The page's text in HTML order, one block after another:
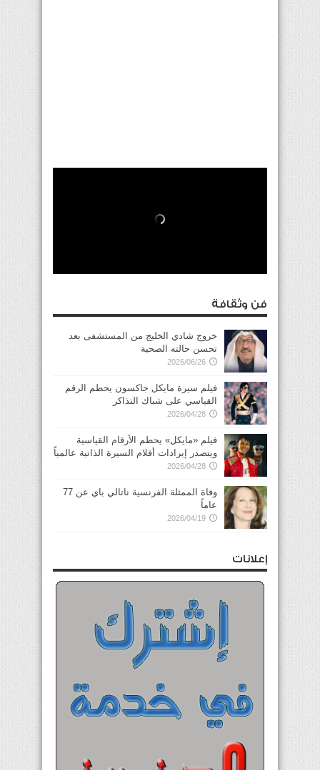
فن وثقافة
خروج شادي الخليج من المستشفى بعد
تحسن حالته الصحية
2026/06/26
فيلم سيرة مايكل جاكسون يحطم الرقم
القياسي على شباك التذاكر
2026/04/28
فيلم «مايكل» يحطم الأرقام القياسية
ويتصدر إيرادات أفلام السيرة الذاتية عالمياً
2026/04/28
وفاة الممثلة الفرنسية ناتالي باي عن 77
عاماً
2026/04/19
إعلانات